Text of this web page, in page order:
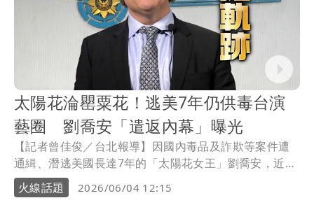
太陽花淪罌粟花！逃美7年仍供毒台演
藝圈 劉喬安「遣返內幕」曝光
【記者曾佳俊／台北報導】因國內毒品及詐欺等案件遭
通緝、潛逃美國長達7年的「太陽花女王」劉喬安，近日
在台美執法機關密切合作下遭查獲並遣返回台。美方表
示，劉嫌在美期間仍持續從事不法活動，包括向台灣演
火線話題 2026/06/04 12:15